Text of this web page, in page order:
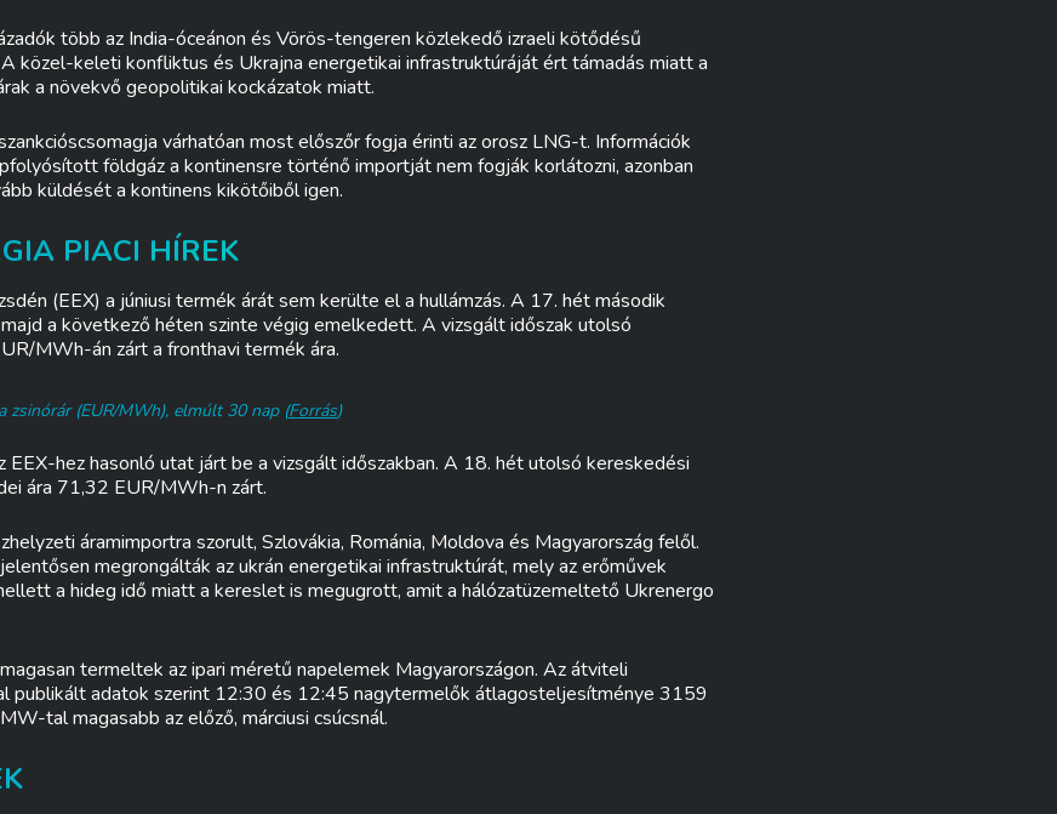
több az India-óceánon és Vörös-tengeren közlekedő izraeli kötődésű
közel-keleti konfliktus és Ukrajna energetikai infrastruktúráját ért támadás miatt a
a növekvő geopolitikai kockázatok miatt.
várhatóan most előszőr fogja érinti az orosz LNG-t. Információk
földgáz a kontinensre történő importját nem fogják korlátozni, azonban
küldését a kontinens kikötőiből igen.
PIACI HÍREK
(EEX) a júniusi termék árát sem kerülte el a hullámzás. A 17. hét második
a következő héten szinte végig emelkedett. A vizsgált időszak utolsó
MWh-án zárt a fronthavi termék ára.
zsinórár (EUR/MWh), elmúlt 30 nap (Forrás)
EEX-hez hasonló utat járt be a vizsgált időszakban. A 18. hét utolsó kereskedési
ára 71,32 EUR/MWh-n zárt.
áramimportra szorult, Szlovákia, Románia, Moldova és Magyarország felől.
megrongálták az ukrán energetikai infrastruktúrát, mely az erőművek
a hideg idő miatt a kereslet is megugrott, amit a hálózatüzemeltető Ukrenergo
termeltek az ipari méretű napelemek Magyarországon. Az átviteli
publikált adatok szerint 12:30 és 12:45 nagytermelők átlagosteljesítménye 3159
tal magasabb az előző, márciusi csúcsnál.